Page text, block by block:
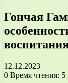
Гончая
12.12.2023
0 Время чтения: